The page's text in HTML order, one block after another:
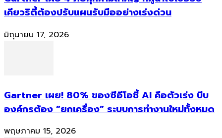
เคียวริตี้ต้องปรับแผนรับมืออย่างเร่งด่วน
มิถุนายน 17, 2026
Gartner เผย! 80% ของซีอีโอชี้ AI คือตัวเร่ง บีบ
องค์กรต้อง “ยกเครื่อง” ระบบการทำงานใหม่ทั้งหมด
พฤษภาคม 15, 2026